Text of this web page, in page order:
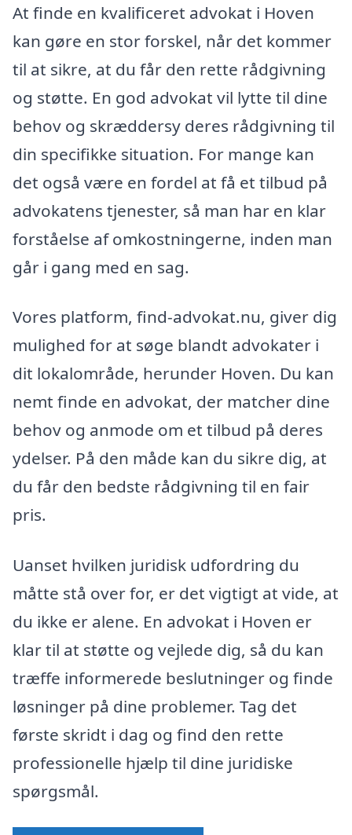
At finde en kvalificeret advokat i Hoven
kan gøre en stor forskel, når det kommer
til at sikre, at du får den rette rådgivning
og støtte. En god advokat vil lytte til dine
behov og skræddersy deres rådgivning til
din specifikke situation. For mange kan
det også være en fordel at få et tilbud på
advokatens tjenester, så man har en klar
forståelse af omkostningerne, inden man
går i gang med en sag.
Vores platform, find-advokat.nu, giver dig
mulighed for at søge blandt advokater i
dit lokalområde, herunder Hoven. Du kan
nemt finde en advokat, der matcher dine
behov og anmode om et tilbud på deres
ydelser. På den måde kan du sikre dig, at
du får den bedste rådgivning til en fair
pris.
Uanset hvilken juridisk udfordring du
måtte stå over for, er det vigtigt at vide, at
du ikke er alene. En advokat i Hoven er
klar til at støtte og vejlede dig, så du kan
træffe informerede beslutninger og finde
løsninger på dine problemer. Tag det
første skridt i dag og find den rette
professionelle hjælp til dine juridiske
spørgsmål.